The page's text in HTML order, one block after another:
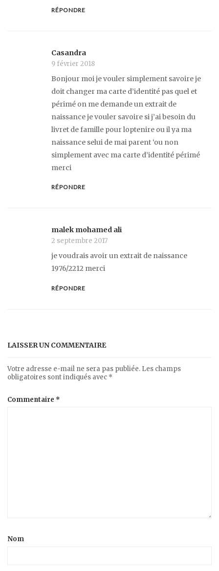
RÉPONDRE
Casandra
9 février 2018
Bonjour moi je vouler simplement savoire je
doit changer ma carte d’identité pas quel et
périmé on me demande un extrait de
naissance je vouler savoire si j’ai besoin du
livret de famille pour loptenire ou il ya ma
naissance selui de mai parent ‘ou non
simplement avec ma carte d’identité périmé
merci
RÉPONDRE
malek mohamed ali
2 septembre 2017
je voudrais avoir un extrait de naissance
1976/2212 merci
RÉPONDRE
LAISSER UN COMMENTAIRE
Votre adresse e-mail ne sera pas publiée. Les champs
obligatoires sont indiqués avec *
Commentaire *
Nom